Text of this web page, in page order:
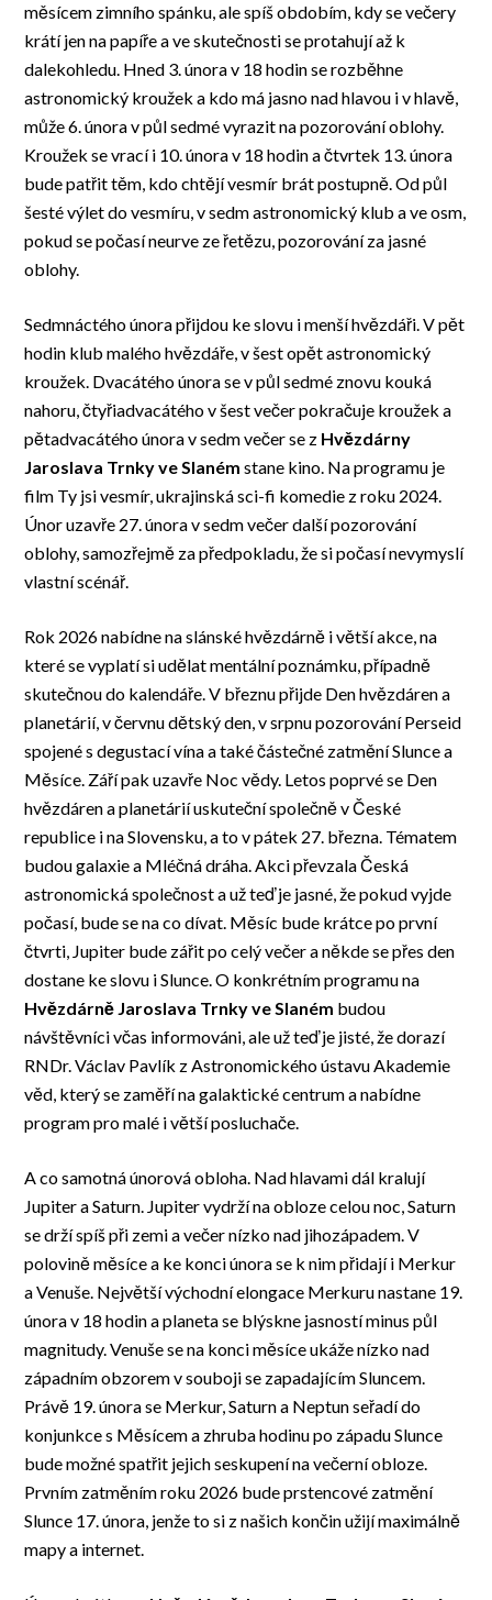
měsícem zimního spánku, ale spíš obdobím, kdy se večery
krátí jen na papíře a ve skutečnosti se protahují až k
dalekohledu. Hned 3. února v 18 hodin se rozběhne
astronomický kroužek a kdo má jasno nad hlavou i v hlavě,
může 6. února v půl sedmé vyrazit na pozorování oblohy.
Kroužek se vrací i 10. února v 18 hodin a čtvrtek 13. února
bude patřit těm, kdo chtějí vesmír brát postupně. Od půl
šesté výlet do vesmíru, v sedm astronomický klub a ve osm,
pokud se počasí neurve ze řetězu, pozorování za jasné
oblohy.
Sedmnáctého února přijdou ke slovu i menší hvězdáři. V pět
hodin klub malého hvězdáře, v šest opět astronomický
kroužek. Dvacátého února se v půl sedmé znovu kouká
nahoru, čtyřiadvacátého v šest večer pokračuje kroužek a
pětadvacátého února v sedm večer se z Hvězdárny
Jaroslava Trnky ve Slaném stane kino. Na programu je
film Ty jsi vesmír, ukrajinská sci-fi komedie z roku 2024.
Únor uzavře 27. února v sedm večer další pozorování
oblohy, samozřejmě za předpokladu, že si počasí nevymyslí
vlastní scénář.
Rok 2026 nabídne na slánské hvězdárně i větší akce, na
které se vyplatí si udělat mentální poznámku, případně
skutečnou do kalendáře. V březnu přijde Den hvězdáren a
planetárií, v červnu dětský den, v srpnu pozorování Perseid
spojené s degustací vína a také částečné zatmění Slunce a
Měsíce. Září pak uzavře Noc vědy. Letos poprvé se Den
hvězdáren a planetárií uskuteční společně v České
republice i na Slovensku, a to v pátek 27. března. Tématem
budou galaxie a Mléčná dráha. Akci převzala Česká
astronomická společnost a už teď je jasné, že pokud vyjde
počasí, bude se na co dívat. Měsíc bude krátce po první
čtvrti, Jupiter bude zářit po celý večer a někde se přes den
dostane ke slovu i Slunce. O konkrétním programu na
Hvězdárně Jaroslava Trnky ve Slaném budou
návštěvníci včas informováni, ale už teď je jisté, že dorazí
RNDr. Václav Pavlík z Astronomického ústavu Akademie
věd, který se zaměří na galaktické centrum a nabídne
program pro malé i větší posluchače.
A co samotná únorová obloha. Nad hlavami dál kralují
Jupiter a Saturn. Jupiter vydrží na obloze celou noc, Saturn
se drží spíš při zemi a večer nízko nad jihozápadem. V
polovině měsíce a ke konci února se k nim přidají i Merkur
a Venuše. Největší východní elongace Merkuru nastane 19.
února v 18 hodin a planeta se blýskne jasností minus půl
magnitudy. Venuše se na konci měsíce ukáže nízko nad
západním obzorem v souboji se zapadajícím Sluncem.
Právě 19. února se Merkur, Saturn a Neptun seřadí do
konjunkce s Měsícem a zhruba hodinu po západu Slunce
bude možné spatřit jejich seskupení na večerní obloze.
Prvním zatměním roku 2026 bude prstencové zatmění
Slunce 17. února, jenže to si z našich končin užijí maximálně
mapy a internet.